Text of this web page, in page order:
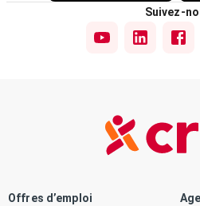
Suivez-
Offres d’emploi